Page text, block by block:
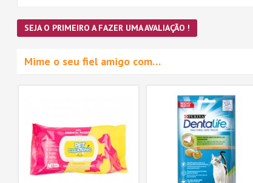
SEJA O PRIMEIRO A FAZER UMA AVALIAÇÃO !
Mime o seu fiel amigo com…